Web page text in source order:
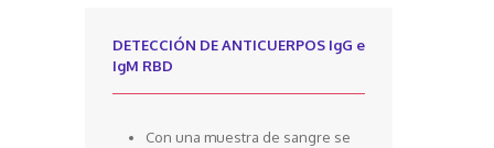
DETECCIÓN DE ANTICUERPOS IgG e
IgM RBD
Con una muestra de sangre se